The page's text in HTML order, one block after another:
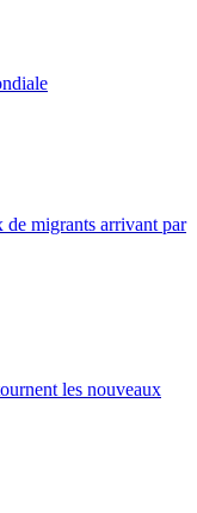
de migrants arrivant par
les nouveaux